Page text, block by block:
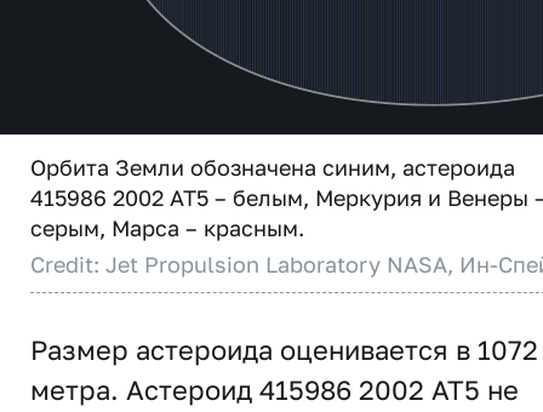
Орбита Земли обозначена синим, астероида
415986 2002 AT5 – белым, Меркурия и Венеры
серым, Марса – красным.
Credit: Jet Propulsion Laboratory NASA, Ин-
Размер астероида оценивается в 1072
метра. Астероид 415986 2002 AT5 не